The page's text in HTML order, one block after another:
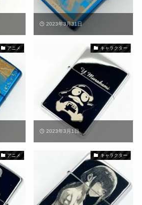
2023年3月31日
アニメ キャラクター
2023年3月1日
アニメ キャラクター